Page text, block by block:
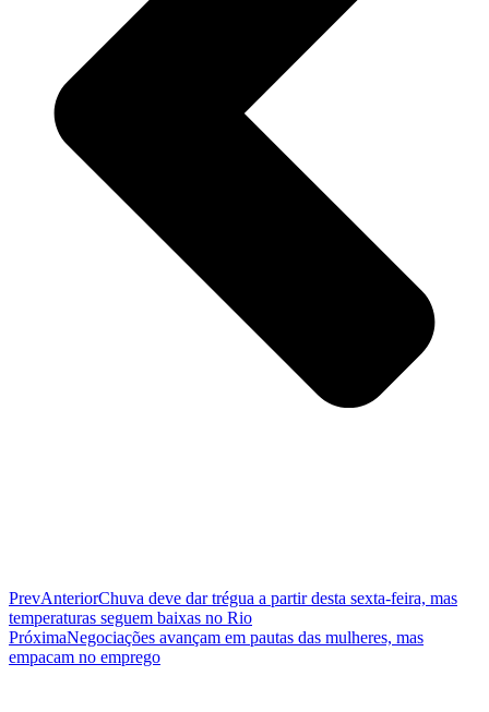
PrevAnteriorChuva deve dar trégua a partir desta sexta-feira, mas
temperaturas seguem baixas no Rio
PróximaNegociações avançam em pautas das mulheres, mas
empacam no emprego